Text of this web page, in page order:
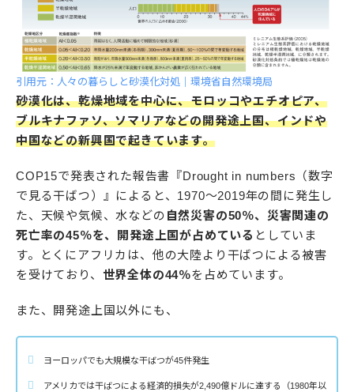
引用元：人々の暮らしと砂漠化対処｜環境省自然環境局
砂漠化は、乾燥地域を中心に、モロッコやエチオピア、
ブルキナファソ、ソマリアなどの開発途上国、インドや
中国などの新興国で起きています。
COP15で発表された報告書『Drought in numbers（数字
で見る干ばつ）』によると、1970～2019年の間に発生し
た、天候や気候、水などの 自然災害の50％、災害関連の
死亡率の45％を、開発途上国が占めている としていま
す。とくにアフリカは、他の大陸より干ばつによる被害
を受けており、 世界全体の44％を占めています。
また、開発途上国以外にも、
ヨーロッパでも大規模な干ばつが45件発生
アメリカでは干ばつによる経済的損失が2,490億ドルに達する（1980年以